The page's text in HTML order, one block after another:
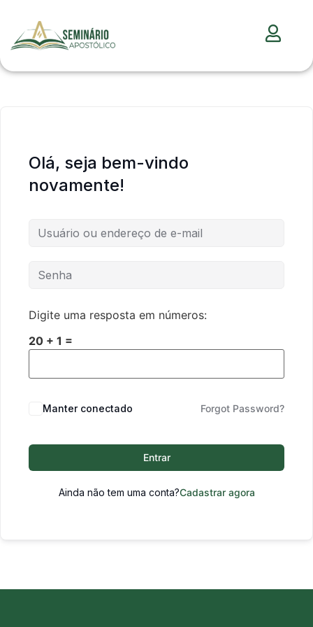
Olá, seja bem-vindo
novamente!
Digite uma resposta em números:
20 + 1 =
Manter conectado Forgot Password?
Entrar
Ainda não tem uma conta?Cadastrar agora